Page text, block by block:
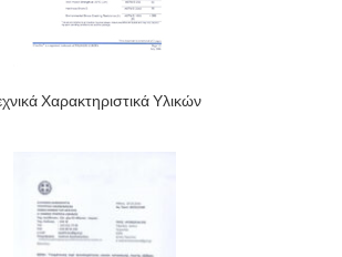
Χαρακτηριστικά Υλικών